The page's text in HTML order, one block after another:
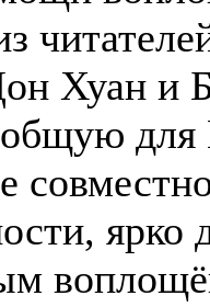
Хуан и
общую
ярко